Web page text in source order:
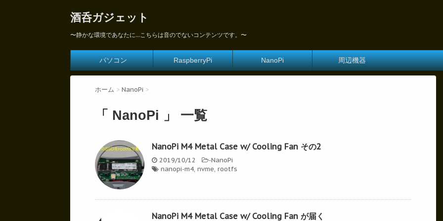
酒呑ガジェット
〜静かな環境であなたに...こちらは音のでないコンテンツです。〜
パソコン RaspberryPi NanoPi 周辺機器
ホーム > NanoPi >
「 NanoPi 」 一覧
NanoPi M4 Metal Case w/ Cooling Fan その2
2019/10/12 -NanoPi
nanopi-m4, nvme, rootfs
NanoPi M4 Metal Case w/ Cooling Fan が届く